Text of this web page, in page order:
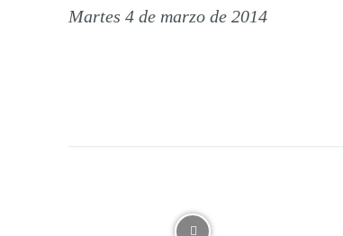
Martes 4 de marzo de 2014